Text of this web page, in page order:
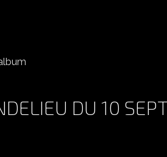
SLALOM DE BEAUCAIRE 14-
DU 10